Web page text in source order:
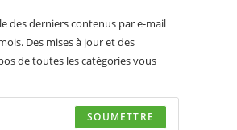
des derniers contenus par e-mail
Des mises à jour et des
de toutes les catégories vous
SOUMETTRE